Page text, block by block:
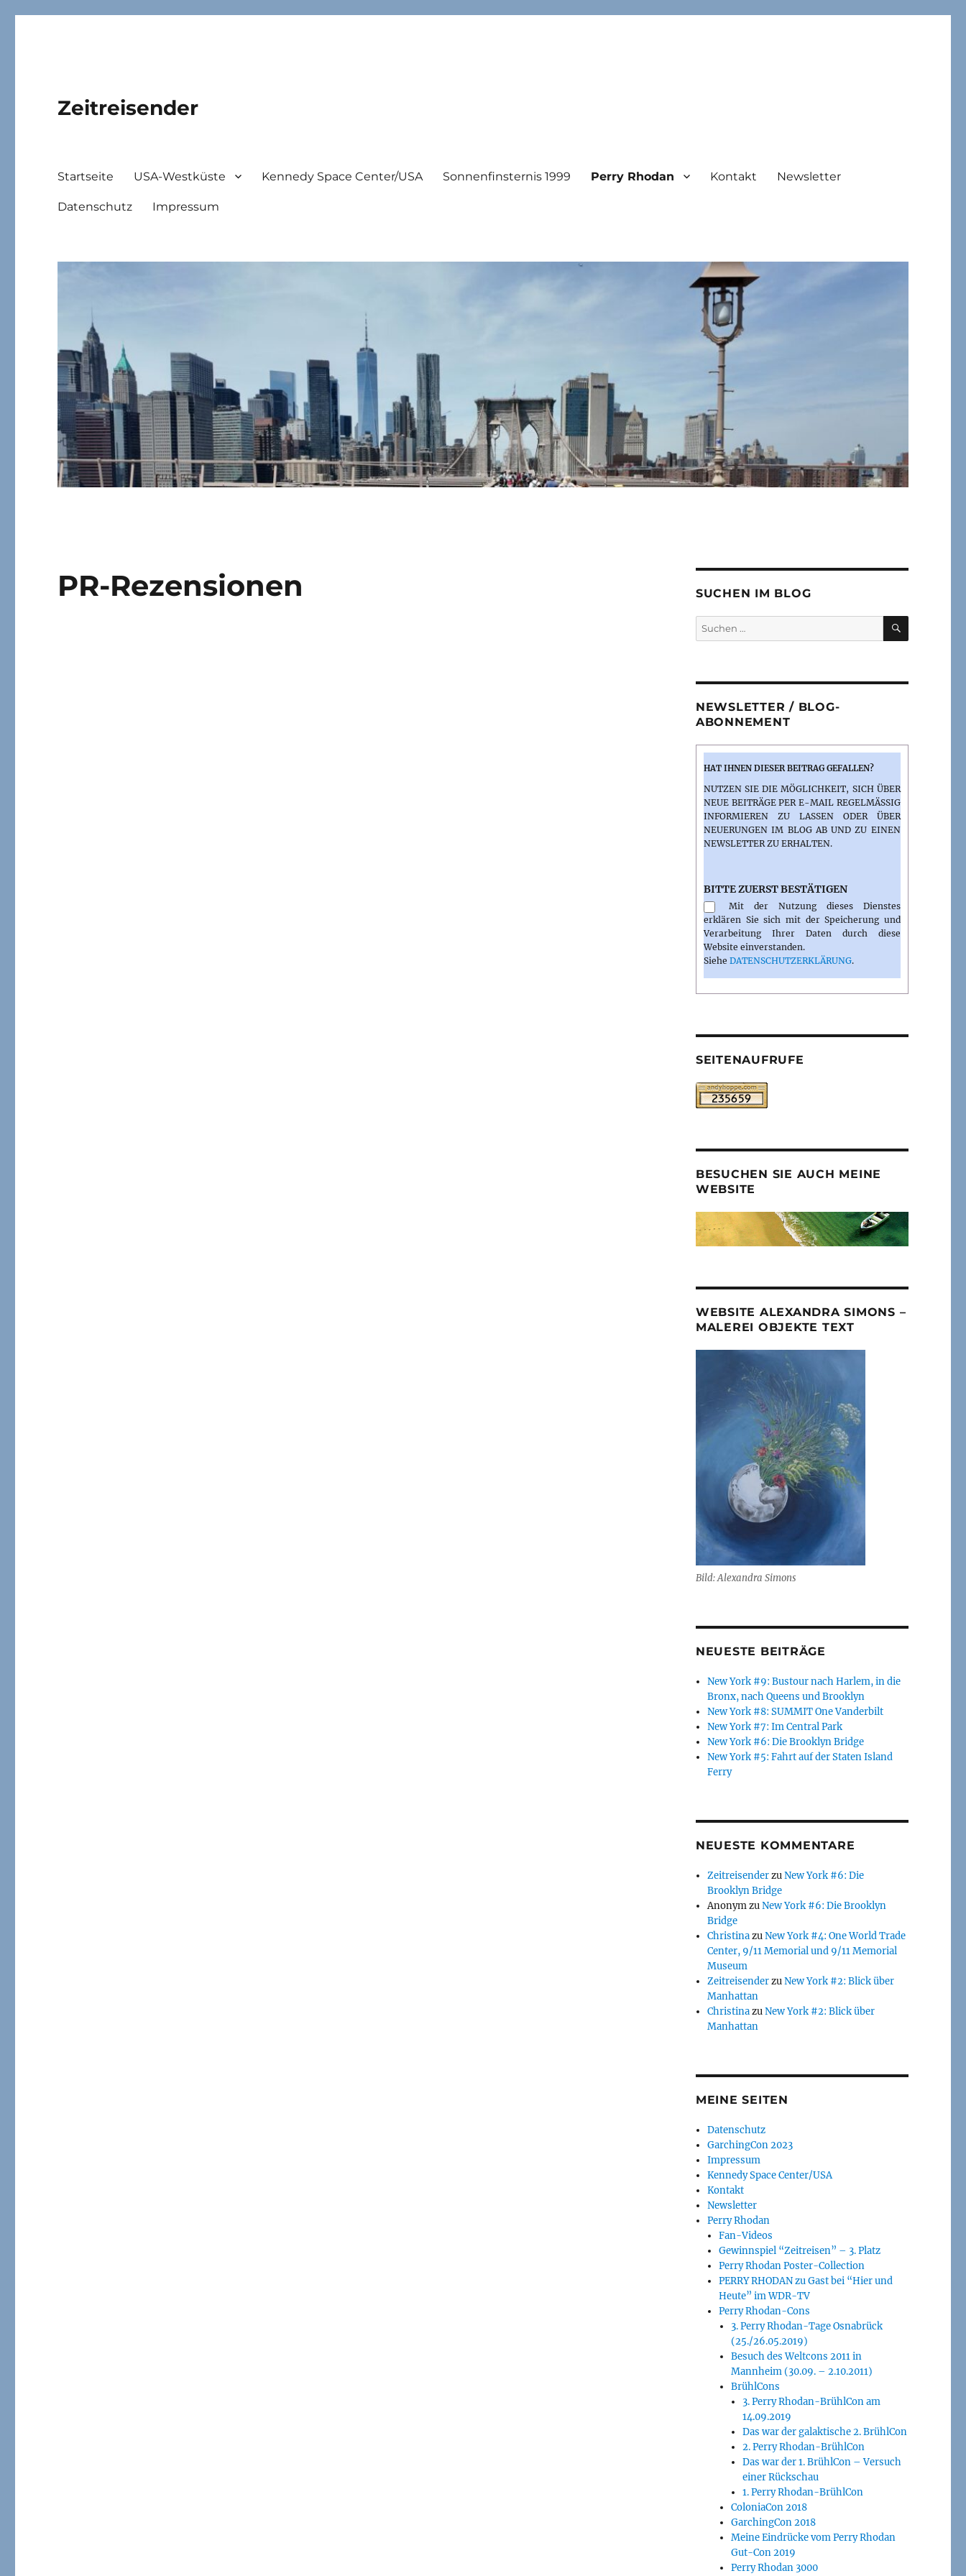
Zeitreisender
Startseite USA-Westküste Kennedy Space Center/USA Sonnenfinsternis 1999 Perry Rhodan Kontakt Newsletter
Datenschutz Impressum
PR-Rezensionen SUCHEN IM BLOG
Suchen
nach:
SUCHEN
NEWSLETTER / BLOG-
ABONNEMENT
HAT IHNEN DIESER BEITRAG GEFALLEN?
NUTZEN SIE DIE MÖGLICHKEIT, SICH ÜBER
NEUE BEITRÄGE PER E-MAIL REGELMÄSSIG I
NFORMIEREN ZU LASSEN ODER ÜBER N
EUERUNGEN IM BLOG AB UND ZU EINEN N
EWSLETTER ZU ERHALTEN.
BITTE ZUERST BESTÄTIGEN
Mit der Nutzung dieses Dienstes
erklären Sie sich mit der Speicherung und
Verarbeitung Ihrer Daten durch diese
Website einverstanden.
Siehe DATENSCHUTZERKLÄRUNG.
SEITENAUFRUFE
BESUCHEN SIE AUCH MEINE
WEBSITE
WEBSITE ALEXANDRA SIMONS –
MALEREI OBJEKTE TEXT
Bild: Alexandra Simons
NEUESTE BEITRÄGE
New York #9: Bustour nach Harlem, in die
Bronx, nach Queens und Brooklyn
New York #8: SUMMIT One Vanderbilt
New York #7: Im Central Park
New York #6: Die Brooklyn Bridge
New York #5: Fahrt auf der Staten Island
Ferry
NEUESTE KOMMENTARE
ZeitreisenderzuNew York #6: Die
Brooklyn Bridge
AnonymzuNew York #6: Die Brooklyn
Bridge
ChristinazuNew York #4: One World Trade
Center, 9/11 Memorial und 9/11 Memorial
Museum
ZeitreisenderzuNew York #2: Blick über
Manhattan
ChristinazuNew York #2: Blick über
Manhattan
MEINE SEITEN
Datenschutz
GarchingCon 2023
Impressum
Kennedy Space Center/USA
Kontakt
Newsletter
Perry Rhodan
Fan-Videos
Gewinnspiel “Zeitreisen” – 3. Platz
Perry Rhodan Poster-Collection
PERRY RHODAN zu Gast bei “Hier und
Heute” im WDR-TV
Perry Rhodan-Cons
3. Perry Rhodan-Tage Osnabrück
(25./26.05.2019)
Besuch des Weltcons 2011 in
Mannheim (30.09. – 2.10.2011)
BrühlCons
3. Perry Rhodan-BrühlCon am
14.09.2019
Das war der galaktische 2. BrühlCon
2. Perry Rhodan-BrühlCon
Das war der 1. BrühlCon – Versuch
einer Rückschau
1. Perry Rhodan-BrühlCon
ColoniaCon 2018
GarchingCon 2018
Meine Eindrücke vom Perry Rhodan
Gut-Con 2019
Perry Rhodan 3000